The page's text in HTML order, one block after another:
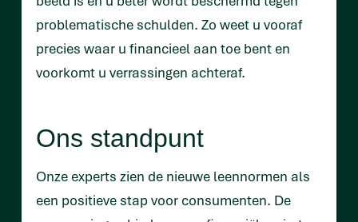
problematische schulden. Zo weet u vooraf
precies waar u financieel aan toe bent en
voorkomt u verrassingen achteraf.
Ons standpunt
Onze experts zien de nieuwe leennormen als
een positieve stap voor consumenten. De